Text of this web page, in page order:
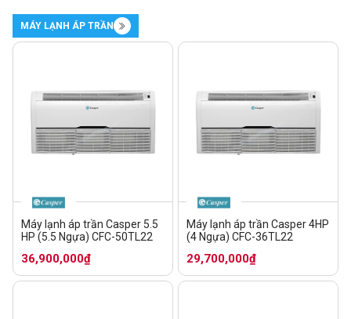
MÁY LẠNH ÁP TRẦN
Máy lạnh áp trần Casper 5.5
HP (5.5 Ngựa) CFC-50TL22
36,900,000₫
Máy lạnh áp trần Casper 4HP
(4 Ngựa) CFC-36TL22
29,700,000₫